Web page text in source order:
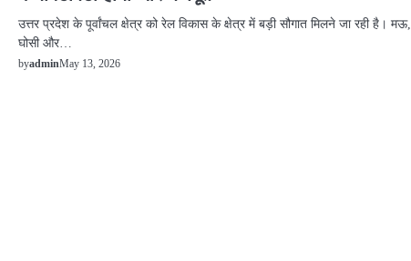
उत्तर प्रदेश के पूर्वांचल क्षेत्र को रेल विकास के क्षेत्र में बड़ी सौगात मिलने जा रही है। मऊ,
घोसी और…
byadminMay 13, 2026